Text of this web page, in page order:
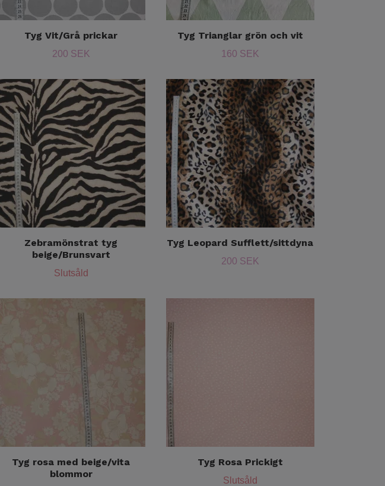
Tyg Vit/Grå prickar
200 SEK
Tyg Trianglar grön och vit
160 SEK
Zebramönstrat tyg
beige/Brunsvart
Slutsåld
Tyg Leopard Sufflett/sittdyna
200 SEK
Tyg rosa med beige/vita
blommor
Tyg Rosa Prickigt
Slutsåld